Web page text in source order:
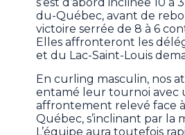
du-Québec, avant de
victoire serrée de 8 à 6
Elles affronteront les
et du Lac-Saint-Louis
En curling masculin, nos
entamé leur tournoi avec
affrontement relevé face à
Québec, s’inclinant par la
L’équipe aura toutefois